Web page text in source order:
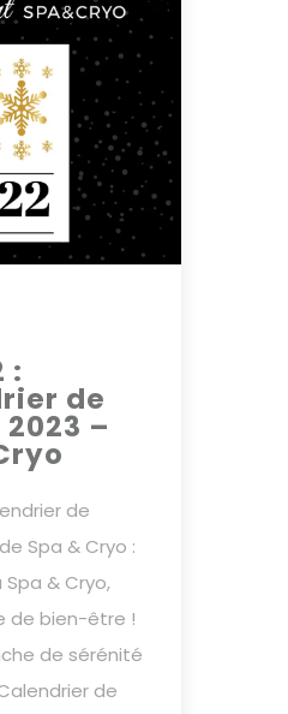
:
de
–
de
Spa & Cryo :
& Cryo,
de bien-être !
de sérénité
de